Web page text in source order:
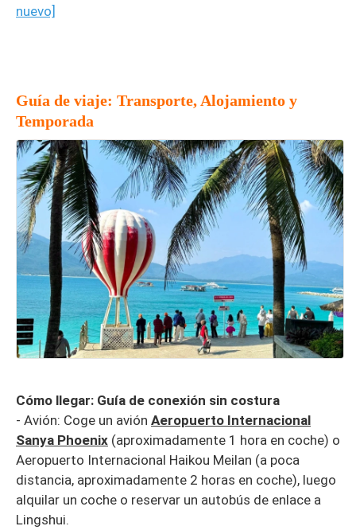
nuevo]
Guía de viaje: Transporte, Alojamiento y
Temporada
Cómo llegar: Guía de conexión sin costura
- Avión: Coge un avión Aeropuerto Internacional
Sanya Phoenix (aproximadamente 1 hora en coche) o
Aeropuerto Internacional Haikou Meilan (a poca
distancia, aproximadamente 2 horas en coche), luego
alquilar un coche o reservar un autobús de enlace a
Lingshui.